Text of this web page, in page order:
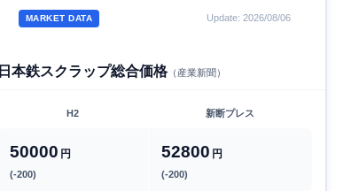
MARKET DATA Update: 2026/08/06
日本鉄スクラップ総合価格（産業新聞）
H2 新断プレス
50000 円
(-200)
52800 円
(-200)